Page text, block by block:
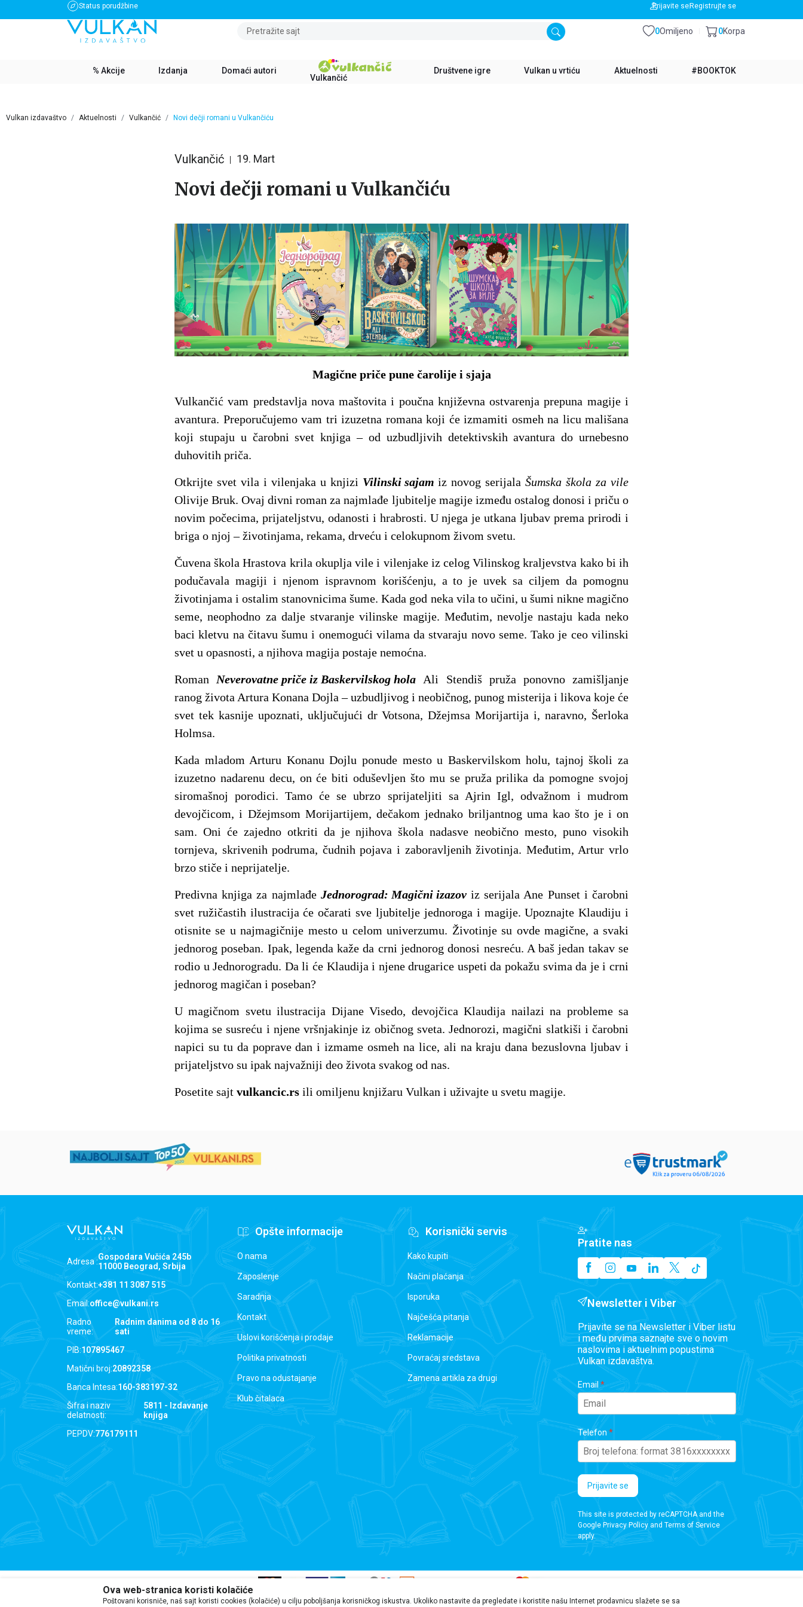
Status porudžbine
BESPLATNA DOSTAVA ZA IZNOS PREKO 3500 RSD BESPLATNA DOSTAVA ZA IZNOS PREKO 3500 RSD
Prijavite se Registrujte se
Pretražite sajt Omiljeno
0 Korpa
0
% Akcije Izdanja Domaći autori
Vulkančić
Društvene igre Vulkan u vrtiću Aktuelnosti #BOOKTOK
Vulkan izdavaštvo Aktuelnosti Vulkančić Novi dečji romani u Vulkančiću
Vulkančić 19. Mart
Novi dečji romani u Vulkančiću
Magične priče pune čarolije i sjaja
Vulkančić vam predstavlja nova maštovita i poučna književna ostvarenja prepuna magije i
avantura. Preporučujemo vam tri izuzetna romana koji će izmamiti osmeh na licu mališana
koji stupaju u čarobni svet knjiga – od uzbudljivih detektivskih avantura do urnebesno
duhovitih priča.
Otkrijte svet vila i vilenjaka u knjizi Vilinski sajam iz novog serijalaŠumska škola za vile
Olivije Bruk. Ovaj divni roman za najmlađe ljubitelje magije između ostalog donosi i priču o
novim počecima, prijateljstvu, odanosti i hrabrosti. U njega je utkana ljubav prema prirodi i
briga o njoj – životinjama, rekama, drveću i celokupnom živom svetu.
Čuvena škola Hrastova krila okuplja vile i vilenjake iz celog Vilinskog kraljevstva kako bi ih
podučavala magiji i njenom ispravnom korišćenju, a to je uvek sa ciljem da pomognu
životinjama i ostalim stanovnicima šume. Kada god neka vila to učini, u šumi nikne magično
seme, neophodno za dalje stvaranje vilinske magije. Međutim, nevolje nastaju kada neko
baci kletvu na čitavu šumu i onemogući vilama da stvaraju novo seme. Tako je ceo vilinski
svet u opasnosti, a njihova magija postaje nemoćna.
RomanNeverovatne priče iz Baskervilskog hola Ali Stendiš pruža ponovno zamišljanje
ranog života Artura Konana Dojla – uzbudljivog i neobičnog, punog misterija i likova koje će
svet tek kasnije upoznati, uključujući dr Votsona, Džejmsa Morijartija i, naravno, Šerloka
Holmsa.
Kada mladom Arturu Konanu Dojlu ponude mesto u Baskervilskom holu, tajnoj školi za
izuzetno nadarenu decu, on će biti oduševljen što mu se pruža prilika da pomogne svojoj
siromašnoj porodici. Tamo će se ubrzo sprijateljiti sa Ajrin Igl, odvažnom i mudrom
devojčicom, i Džejmsom Morijartijem, dečakom jednako briljantnog uma kao što je i on
sam. Oni će zajedno otkriti da je njihova škola nadasve neobično mesto, puno visokih
tornjeva, skrivenih podruma, čudnih pojava i zaboravljenih životinja. Međutim, Artur vrlo
brzo stiče i neprijatelje.
Predivna knjiga za najmlađe Jednorograd: Magični izazov iz serijala Ane Punset i čarobni
svet ružičastih ilustracija će očarati sve ljubitelje jednoroga i magije. Upoznajte Klaudiju i
otisnite se u najmagičnije mesto u celom univerzumu. Životinje su ovde magične, a svaki
jednorog poseban. Ipak, legenda kaže da crni jednorog donosi nesreću. A baš jedan takav se
rodio u Jednorogradu. Da li će Klaudija i njene drugarice uspeti da pokažu svima da je i crni
jednorog magičan i poseban?
U magičnom svetu ilustracija Dijane Visedo, devojčica Klaudija nailazi na probleme sa
kojima se susreću i njene vršnjakinje iz običnog sveta. Jednorozi, magični slatkiši i čarobni
napici su tu da poprave dan i izmame osmeh na lice, ali na kraju dana bezuslovna ljubav i
prijateljstvo su ipak najvažniji deo života svakog od nas.
Posetite sajt vulkancic.rs ili omiljenu knjižaru Vulkan i uživajte u svetu magije.
Adresa :Gospodara Vučića 245b
11000 Beograd, Srbija
Kontakt:+381 11 3087 515
Email:office@vulkani.rs
Radno
vreme:
Radnim danima od 8 do 16
sati
PIB:107895467
Matični broj:20892358
Banca Intesa:160-383197-32
Šifra i naziv
delatnosti:
5811 - Izdavanje
knjiga
PEPDV:776179111
Opšte informacije
O nama
Zaposlenje
Saradnja
Kontakt
Uslovi korišćenja i prodaje
Politika privatnosti
Pravo na odustajanje
Klub čitalaca
Korisnički servis
Kako kupiti
Načini plaćanja
Isporuka
Najčešća pitanja
Reklamacije
Povraćaj sredstava
Zamena artikla za drugi
Pratite nas
Newsletter i Viber
Prijavite se na Newsletter i Viber listu
i među prvima saznajte sve o novim
naslovima i aktuelnim popustima
Vulkan izdavaštva.
Email
Telefon
Prijavite se
This site is protected by reCAPTCHA and the
Google Privacy Policyand Terms of Service
apply.
Ova web-stranica koristi kolačiće
Poštovani korisniče, naš sajt koristi cookies (kolačiće) u cilju poboljšanja korisničkog iskustva. Ukoliko nastavite da pregledate i koristite našu Internet prodavnicu slažete se sa